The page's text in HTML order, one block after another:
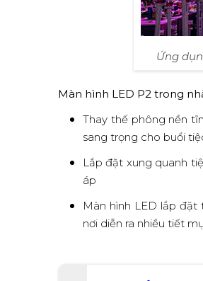
Ứng
Màn hình LED P2 trong
Thay thế phông nền
sang trọng cho buổi
Lắp đặt xung quanh
áp
Màn hình LED lắp đặt
nơi diễn ra nhiều tiết